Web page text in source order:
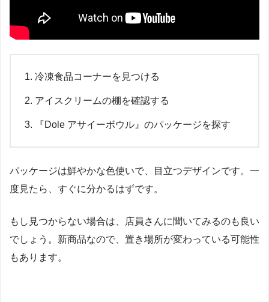
冷凍食品コーナーを見つける
アイスクリームの棚を確認する
『Dole アサイーボウル』のパッケージを探す
パッケージは鮮やかな色使いで、目立つデザインです。一
度見たら、すぐに分かるはずです。
もし見つからない場合は、店員さんに聞いてみるのも良い
でしょう。新商品なので、置き場所が変わっている可能性
もあります。